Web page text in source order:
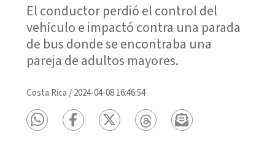
El conductor perdió el control del
vehículo e impactó contra una parada
de bus donde se encontraba una
pareja de adultos mayores.
Costa Rica /2024-04-08 16:46:54